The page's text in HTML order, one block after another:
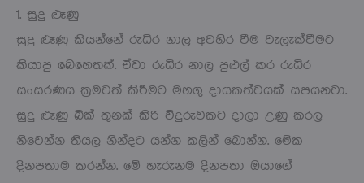
1. සුදු ළූණු
සුදු ළූණු කියන්නේ රුධිර නාල අවහිර වීම වැලැක්වීමට
කියාපු බෙහෙතක්. ඒවා රුධිර නාල පුළුල් කර රුධිර
සංසරණය ක්‍රමවත් කිරීමට මහගු දායකත්වයක් සපයනවා.
සුදු ළූණු බික් තුනක් කිරි වීදුරුවකට දාලා උණු කරල
නිවෙන්න තියල නින්දට යන්න කලින් බොන්න. මේක
දිනපතාම කරන්න. මේ හැරුනම දිනපතා ඔයාගේ